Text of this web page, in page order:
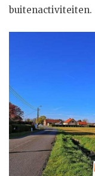
buitenactiviteiten.